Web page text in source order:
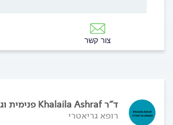
צור קשר
ד"ר Khalaila Ashraf פנימית וגריאטריה
רופא גריאטרי